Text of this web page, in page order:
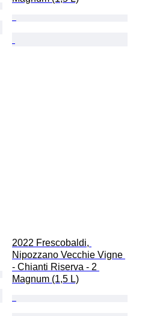
2022 Frescobaldi,
Nipozzano Vecchie Vigne
- Chianti Riserva - 2
Magnum (1,5 L)